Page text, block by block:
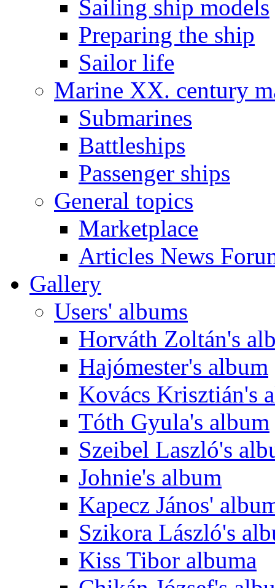
Sailing ship models
Preparing the ship
Sailor life
Marine XX. century
Submarines
Battleships
Passenger ships
General topics
Marketplace
Articles News
Gallery
Users' albums
Horváth Zoltán's
Hajómester's album
Kovács Krisztián's
Tóth Gyula's album
Szeibel Laszló's
Johnie's album
Kapecz János'
Szikora László's
Kiss Tibor albuma